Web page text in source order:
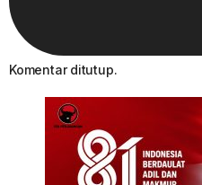
Komentar ditutup.